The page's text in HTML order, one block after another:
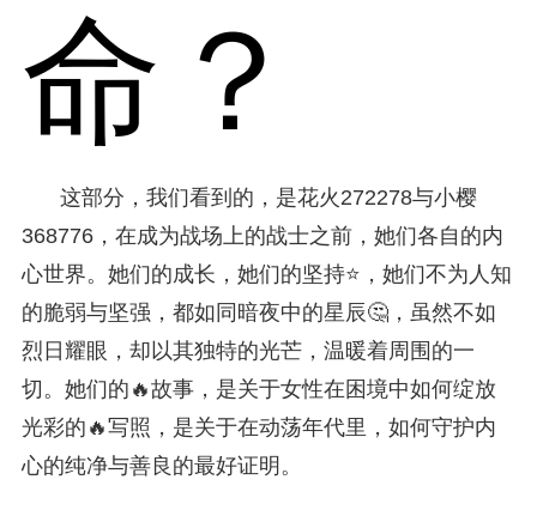
命？
这部分，我们看到的，是花火272278与小樱
368776，在成为战场上的战士之前，她们各自的内
心世界。她们的成长，她们的坚持⭐，她们不为人知
的脆弱与坚强，都如同暗夜中的星辰🤔，虽然不如
烈日耀眼，却以其独特的光芒，温暖着周围的一
切。她们的🔥故事，是关于女性在困境中如何绽放
光彩的🔥写照，是关于在动荡年代里，如何守护内
心的纯净与善良的最好证明。